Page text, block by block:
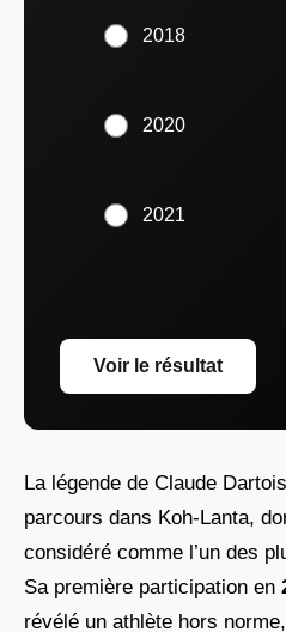
2018
2020
2021
Voir le résultat
La légende de Claude
parcours dans Koh-Lanta,
considéré comme l’un des
Sa première participation en
révélé un athlète hors